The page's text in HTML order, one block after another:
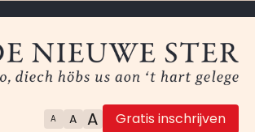
A A A Gratis inschrijven